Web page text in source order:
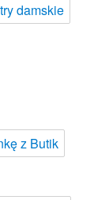
damskie
z Butik